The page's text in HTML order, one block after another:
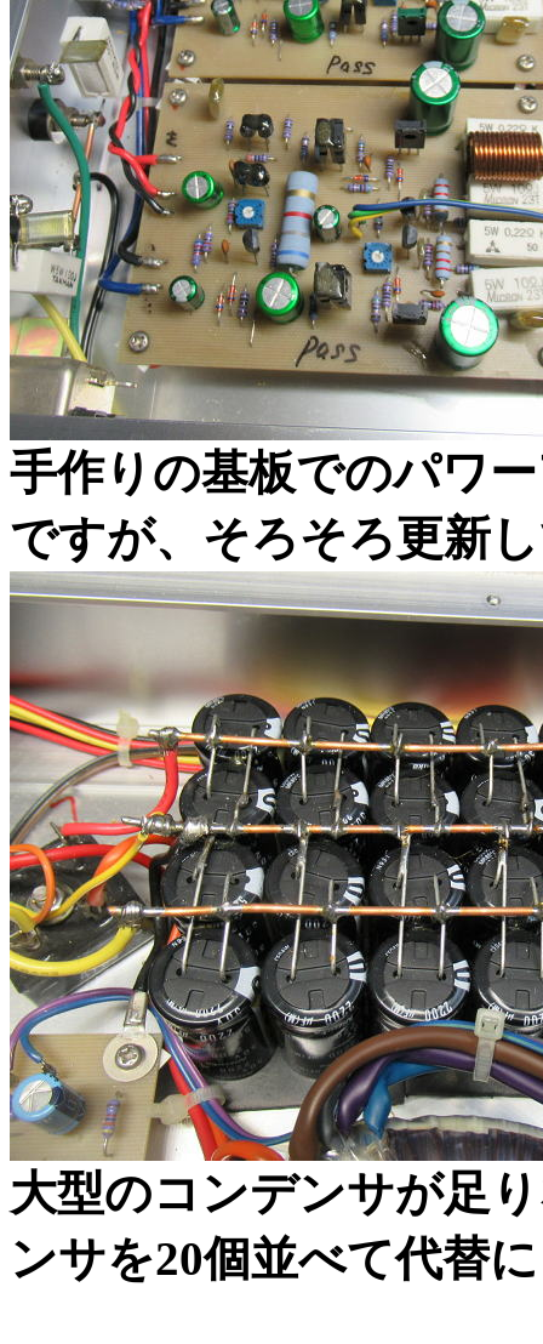
手作りの基板でのパワ
ですが、そろそろ更新
大型のコンデンサが足
ンサを20個並べて代替